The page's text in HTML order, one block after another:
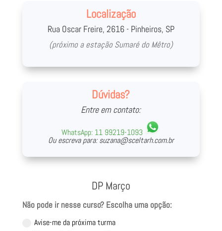
Localização
Rua Oscar Freire, 2616 - Pinheiros, SP
(próximo a estação Sumaré do Mêtro)
Dúvidas?
Entre em contato:
WhatsApp: 11 99219-1093
Ou escreva para:suzana@sceltarh.com.br
DP Março
Não pode ir nesse curso? Escolha uma opção:
Avise-me da próxima turma